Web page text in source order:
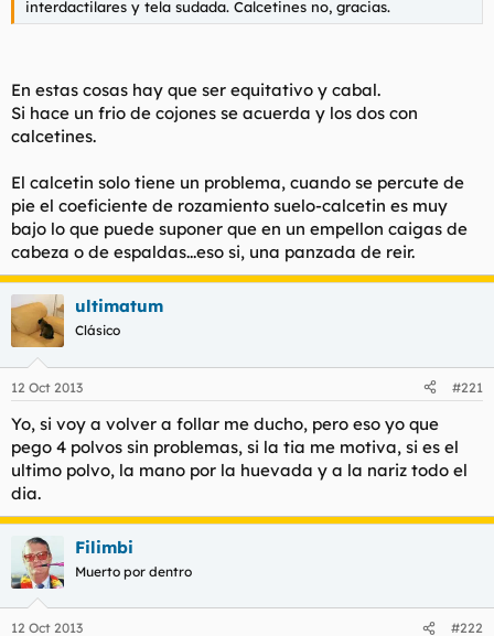
interdactilares y tela sudada. Calcetines no, gracias.
En estas cosas hay que ser equitativo y cabal.
Si hace un frio de cojones se acuerda y los dos con
calcetines.
El calcetin solo tiene un problema, cuando se percute de
pie el coeficiente de rozamiento suelo-calcetin es muy
bajo lo que puede suponer que en un empellon caigas de
cabeza o de espaldas...eso si, una panzada de reir.
ultimatum
Clásico
12 Oct 2013 #221
Yo, si voy a volver a follar me ducho, pero eso yo que
pego 4 polvos sin problemas, si la tia me motiva, si es el
ultimo polvo, la mano por la huevada y a la nariz todo el
dia.
Filimbi
Muerto por dentro
12 Oct 2013 #222